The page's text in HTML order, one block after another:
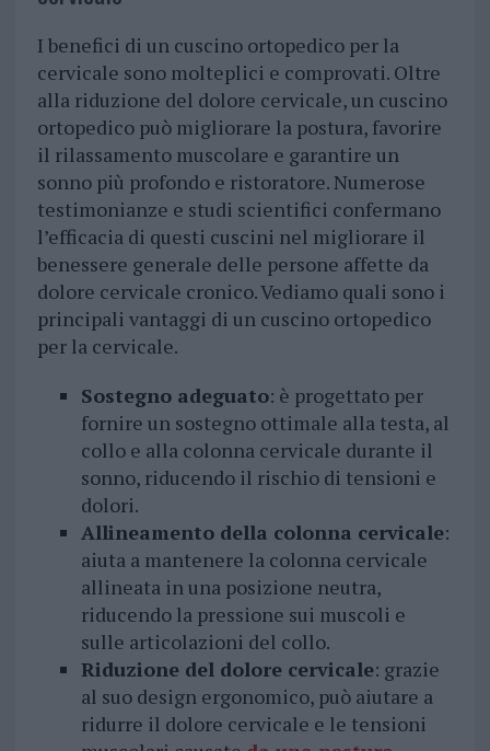
I benefici di un cuscino ortopedico per la
cervicale sono molteplici e comprovati. Oltre
alla riduzione del dolore cervicale, un cuscino
ortopedico può migliorare la postura, favorire
il rilassamento muscolare e garantire un
sonno più profondo e ristoratore. Numerose
testimonianze e studi scientifici confermano
l’efficacia di questi cuscini nel migliorare il
benessere generale delle persone affette da
dolore cervicale cronico. Vediamo quali sono i
principali vantaggi di un cuscino ortopedico
per la cervicale.
Sostegno adeguato: è progettato per
fornire un sostegno ottimale alla testa, al
collo e alla colonna cervicale durante il
sonno, riducendo il rischio di tensioni e
dolori.
Allineamento della colonna cervicale:
aiuta a mantenere la colonna cervicale
allineata in una posizione neutra,
riducendo la pressione sui muscoli e
sulle articolazioni del collo.
Riduzione del dolore cervicale: grazie
al suo design ergonomico, può aiutare a
ridurre il dolore cervicale e le tensioni